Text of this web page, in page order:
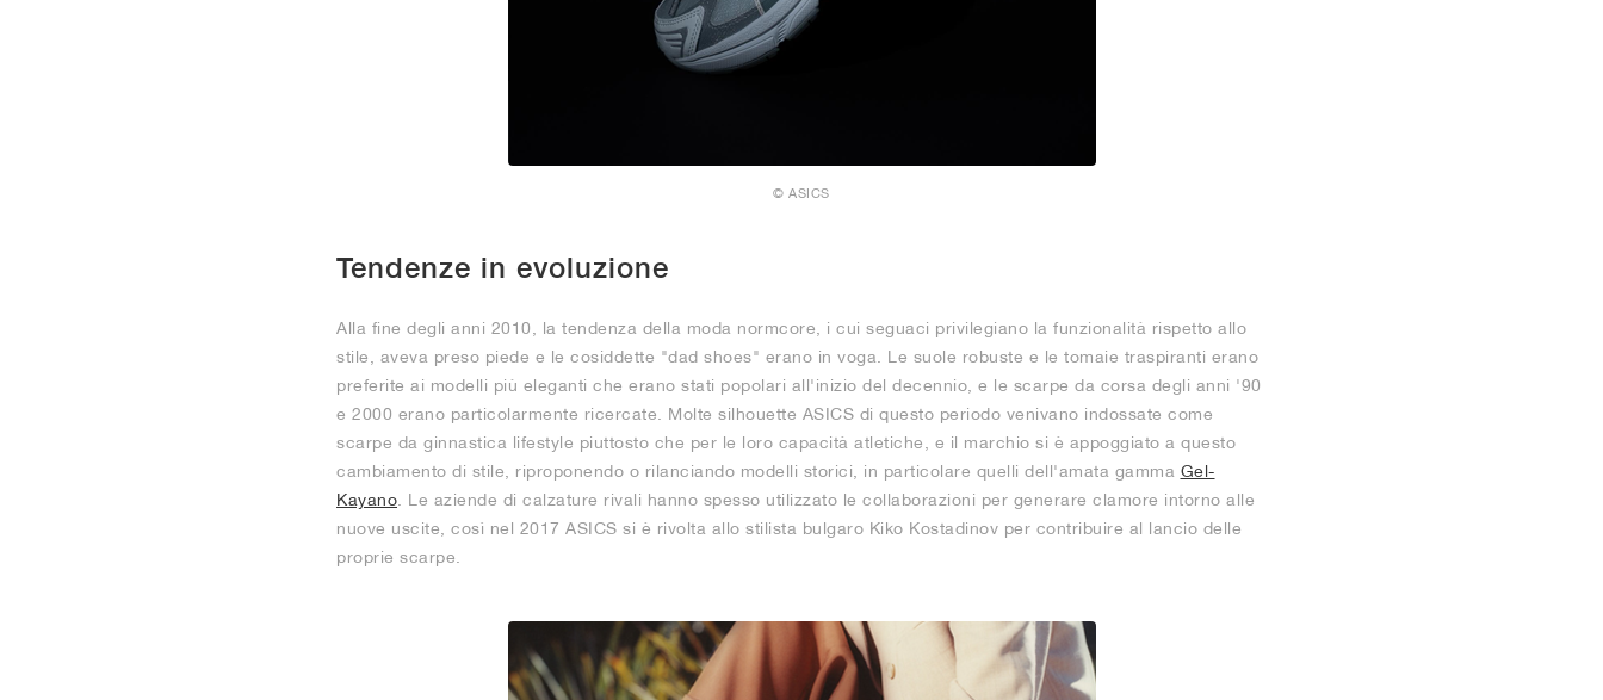
© ASICS
Tendenze in evoluzione
Alla fine degli anni 2010, la tendenza della moda normcore, i cui seguaci privilegiano la funzionalità rispetto allo
stile, aveva preso piede e le cosiddette "dad shoes" erano in voga. Le suole robuste e le tomaie traspiranti erano
preferite ai modelli più eleganti che erano stati popolari all'inizio del decennio, e le scarpe da corsa degli anni '90
e 2000 erano particolarmente ricercate. Molte silhouette ASICS di questo periodo venivano indossate come
scarpe da ginnastica lifestyle piuttosto che per le loro capacità atletiche, e il marchio si è appoggiato a questo
cambiamento di stile, riproponendo o rilanciando modelli storici, in particolare quelli dell'amata gamma Gel-
Kayano . Le aziende di calzature rivali hanno spesso utilizzato le collaborazioni per generare clamore intorno alle
nuove uscite, così nel 2017 ASICS si è rivolta allo stilista bulgaro Kiko Kostadinov per contribuire al lancio delle
proprie scarpe.